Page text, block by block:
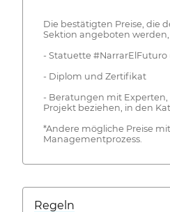
Die bestätigten Preise, die
Sektion angeboten werden,
- Statuette #NarrarElFuturo
- Diplom und Zertifikat
- Beratungen mit Experten,
Projekt beziehen, in den
*Andere mögliche Preise
Managementprozess.
Regeln